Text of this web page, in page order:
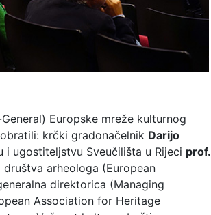
Europske mreže kulturnog
krčki gradonačelnik Darijo
i ugostiteljstvu Sveučilišta u Rijeci prof.
arheologa (European
direktorica (Managing
Association for Heritage